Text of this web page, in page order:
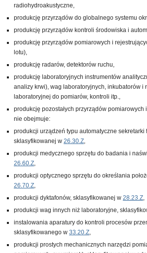
radiohydroakustyczne,
produkcję przyrządów do globalnego systemu
produkcję przyrządów kontroli środowiska i
produkcję przyrządów pomiarowych i
lotu),
produkcję radarów, detektorów ruchu,
produkcję laboratoryjnych instrumentów
analizy krwi), wag laboratoryjnych, inkubatorów i
laboratoryjnej do pomiarów, kontroli itp.,
produkcję pozostałych przyrządów pomiarowych
nie obejmuje:
produkcji urządzeń typu automatyczne sekretarki
sklasyfikowanej w 26.30.Z,
produkcji medycznego sprzętu do badania i
26.60.Z,
produkcji optycznego sprzętu do określania
26.70.Z,
produkcji dyktafonów, sklasyfikowanej w 28.23.Z,
produkcji wag innych niż laboratoryjne,
instalowania aparatury do kontroli procesów
sklasyfikowanego w 33.20.Z,
produkcji prostych mechanicznych narzędzi